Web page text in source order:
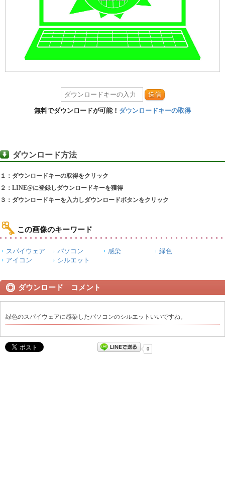
送信
無料でダウンロードが可能！ ダウンロードキーの取得
ダウンロード方法
１：ダウンロードキーの取得をクリック
２：LINE@に登録しダウンロードキーを獲得
３：ダウンロードキーを入力しダウンロードボタンをクリック
この画像のキーワード
スパイウェア パソコン 感染
緑色
アイコン
シルエット
ダウンロード コメント
緑色のスパイウェアに感染したパソコンのシルエットいいですね。
0